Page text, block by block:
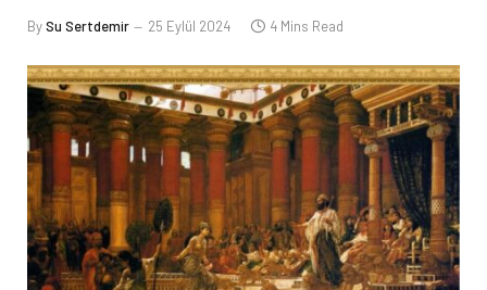
BySu Sertdemir 25 Eylül 2024 4 Mins Read